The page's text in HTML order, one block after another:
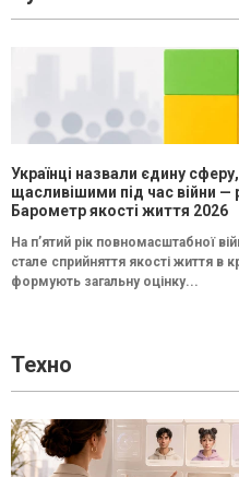
Українці назвали єдину
щасливішими під час війни
Барометр якості життя 2026
На п’ятий рік повномасштабної
стале сприйняття якості життя в
формують загальну оцінку...
Техно